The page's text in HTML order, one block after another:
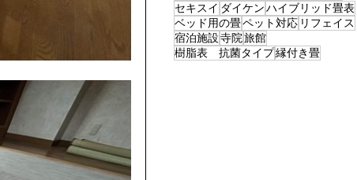
セキスイ ダイケンハイブリッド畳表
ベッド用の畳ペット対応 リフェイス
宿泊施設寺院旅館
樹脂表 抗菌タイプ縁付き畳